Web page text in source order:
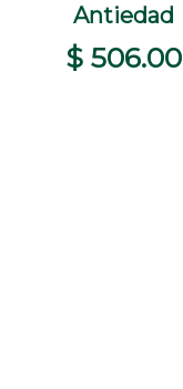
Antiedad
$ 506.00